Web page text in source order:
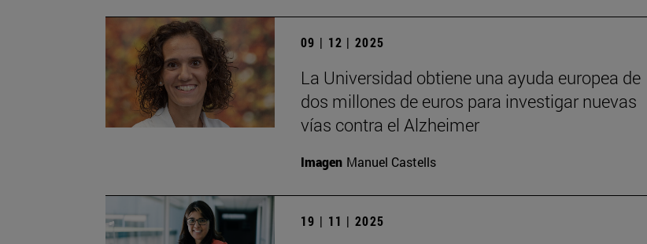
09 | 12 | 2025
La Universidad obtiene una ayuda europea de
dos millones de euros para investigar nuevas
vías contra el Alzheimer
Imagen Manuel Castells
19 | 11 | 2025